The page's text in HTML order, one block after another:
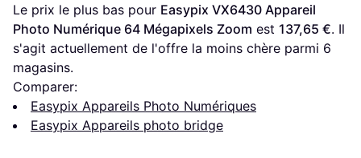
Le prix le plus bas pour Easypix VX6430 Appareil
Photo Numérique 64 Mégapixels Zoom est 137,65 €. Il
s'agit actuellement de l'offre la moins chère parmi 6
magasins.
Comparer:
Easypix Appareils Photo Numériques
Easypix Appareils photo bridge